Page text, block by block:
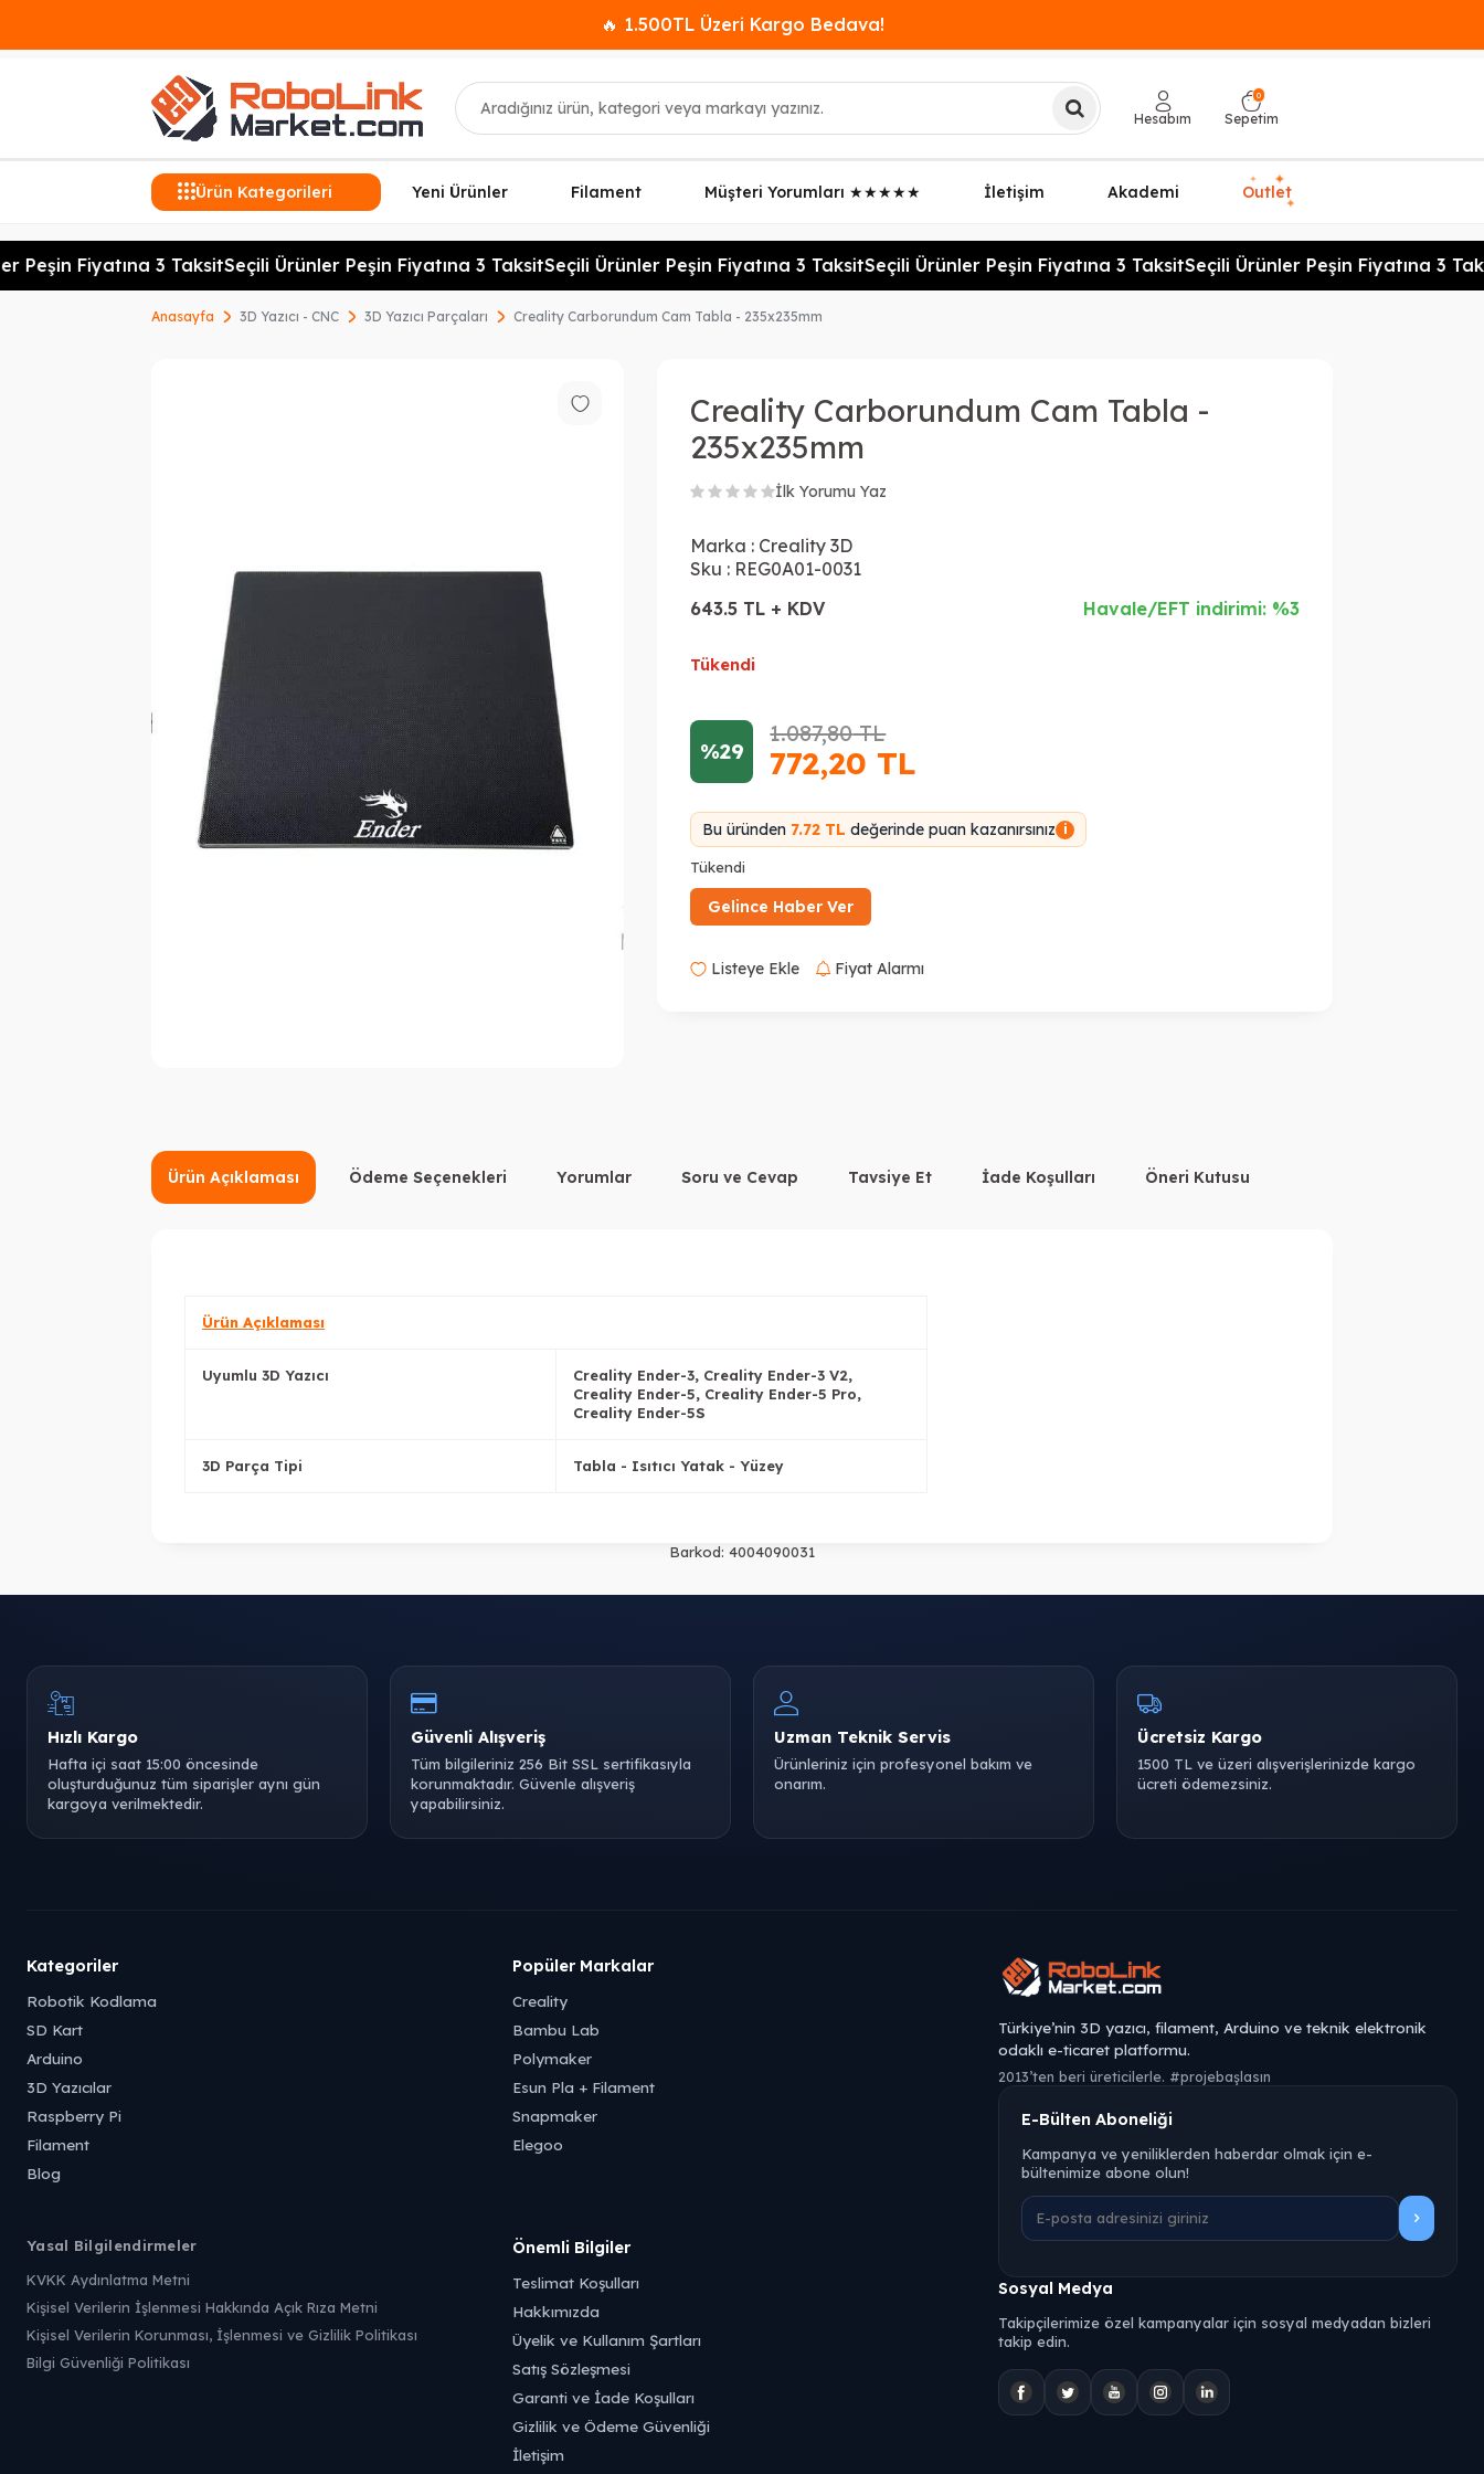
🔥 1.500TL Üzeri Kargo Bedava!
Ara
Hesabım
0
Sepetim
Ürün Kategorileri Yeni Ürünler Filament Müşteri Yorumları ★★★★★ İletişim Akademi Outlet
✦ ✦
✦
Peşin Fiyatına 3 TaksitSeçili Ürünler Peşin Fiyatına 3 TaksitSeçili Ürünler Peşin Fiyatına 3 TaksitSeçili Ürünler Peşin Fiyatına 3 TaksitSeçili Ürünler Peşin Fiyatına 3
Anasayfa 3D Yazıcı - CNC 3D Yazıcı Parçaları Creality Carborundum Cam Tabla - 235x235mm
Creality Carborundum Cam Tabla -
235x235mm
İlk Yorumu Yaz
Marka : Creality 3D
Sku : REG0A01-0031
643.5 TL + KDV
Havale/EFT indirimi: %3
Tükendi
%29
1.087,80TL
772,20 TL
Bu üründen 7.72 TL değerinde puan kazanırsınız i
Tükendi
Gelince Haber Ver
Listeye Ekle Fiyat Alarmı
Ürün Açıklaması Ödeme Seçenekleri Yorumlar Soru ve Cevap Tavsiye Et İade Koşulları Öneri Kutusu
Ürün Açıklaması
Uyumlu 3D Yazıcı
Creality Ender-3, Creality Ender-3 V2,
Creality Ender-5, Creality Ender-5 Pro,
Creality Ender-5S
3D Parça Tipi Tabla - Isıtıcı Yatak - Yüzey
Barkod: 4004090031
Hızlı Kargo
Hafta içi saat 15:00 öncesinde
oluşturduğunuz tüm siparişler aynı gün
kargoya verilmektedir.
Güvenli Alışveriş
Tüm bilgileriniz 256 Bit SSL sertifikasıyla
korunmaktadır. Güvenle alışveriş
yapabilirsiniz.
Uzman Teknik Servis
Ürünleriniz için profesyonel bakım ve
onarım.
Ücretsiz Kargo
1500 TL ve üzeri alışverişlerinizde kargo
ücreti ödemezsiniz.
Kategoriler
Robotik Kodlama
SD Kart
Arduino
3D Yazıcılar
Raspberry Pi
Filament
Blog
Popüler Markalar
Creality
Bambu Lab
Polymaker
Esun Pla + Filament
Snapmaker
Elegoo
Yasal Bilgilendirmeler
KVKK Aydınlatma Metni
Kişisel Verilerin İşlenmesi Hakkında Açık Rıza Metni
Kişisel Verilerin Korunması, İşlenmesi ve Gizlilik Politikası
Bilgi Güvenliği Politikası
Önemli Bilgiler
Teslimat Koşulları
Hakkımızda
Üyelik ve Kullanım Şartları
Satış Sözleşmesi
Garanti ve İade Koşulları
Gizlilik ve Ödeme Güvenliği
İletişim
Türkiye’nin 3D yazıcı, filament, Arduino ve teknik elektronik
odaklı e-ticaret platformu.
2013’ten beri üreticilerle. #projebaşlasın
E-Bülten Aboneliği
Kampanya ve yeniliklerden haberdar olmak için e-
bültenimize abone olun!
Sosyal Medya
Takipçilerimize özel kampanyalar için sosyal medyadan bizleri
takip edin.